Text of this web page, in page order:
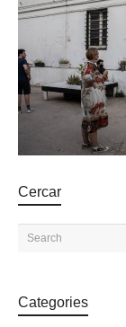
Cercar
Categories